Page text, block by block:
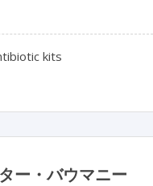
kits
ー・バウマニー